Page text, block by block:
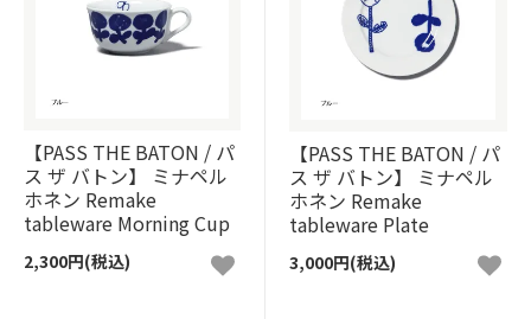
【PASS THE BATON / パ
ス ザ バトン】 ミナペル
ホネン Remake
tableware Morning Cup
2,300円(税込)
【PASS THE BATON / パ
ス ザ バトン】 ミナペル
ホネン Remake
tableware Plate
3,000円(税込)